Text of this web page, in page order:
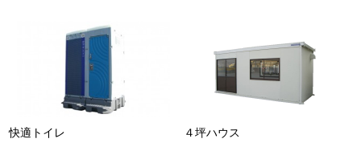
快適トイレ ４坪ハウス